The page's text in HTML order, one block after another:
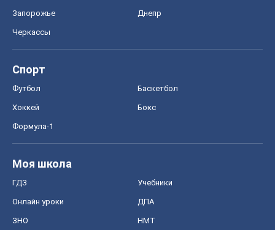
Запорожье Днепр
Черкассы
Спорт
Футбол Баскетбол
Хоккей Бокс
Формула-1
Моя школа
ГДЗ Учебники
Онлайн уроки ДПА
ЗНО НМТ